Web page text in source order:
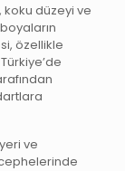
koku düzeyi ve
özellikle
ve
cephelerinde